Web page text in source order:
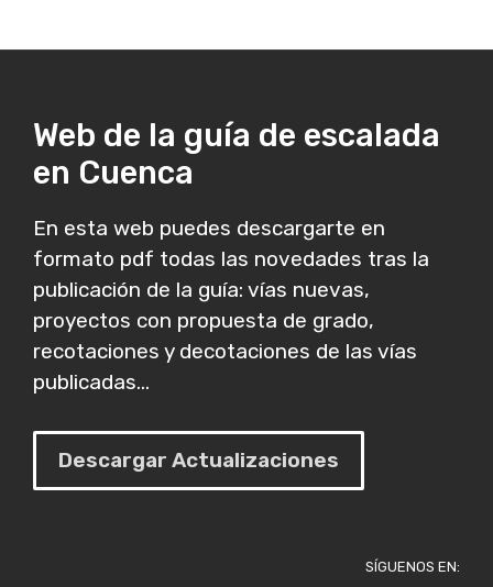
Web de la guía de escalada
en Cuenca
En esta web puedes descargarte en
formato pdf todas las novedades tras la
publicación de la guía: vías nuevas,
proyectos con propuesta de grado,
recotaciones y decotaciones de las vías
publicadas...
Descargar Actualizaciones
SÍGUENOS EN: